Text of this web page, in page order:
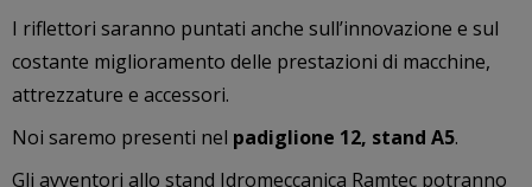
I riflettori saranno puntati anche sull’innovazione e sul
costante miglioramento delle prestazioni di macchine,
attrezzature e accessori.
Noi saremo presenti nel padiglione 12, stand A5.
Gli avventori allo stand Idromeccanica Ramtec potranno